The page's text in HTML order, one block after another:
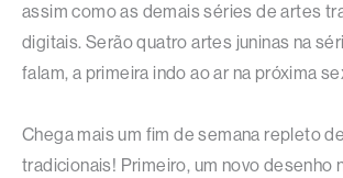
assim como as demais séries de artes
digitais. Serão quatro artes juninas na
falam, a primeira indo ao ar na próxima
Chega mais um fim de semana repleto
tradicionais! Primeiro, um novo desenho